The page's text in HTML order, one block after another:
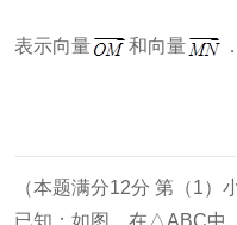
表示向量 和向量 ．
（本题满分12分 第（1）
已知：如图，在△ABC中